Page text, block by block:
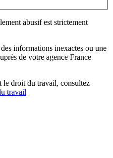
abusif est strictement
informations inexactes ou une
de votre agence France
le droit du travail, consultez
travail